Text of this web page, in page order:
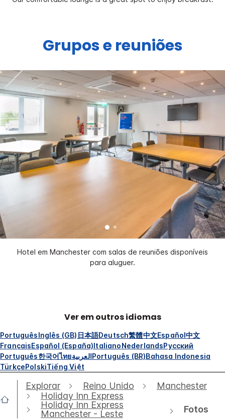
Grupos e reuniões
Hotel em Manchester com salas de reuniões disponíveis
para aluguer.
Ver em outros idiomas
PortuguêsInglês (GB) 日本語Deutsch繁體中文Español中文
FrançaisEspañol (España)ItalianoNederlandsРусский
Português한국어ไทยالعربيةPortuguês (BR)Bahasa Indonesia
TürkçePolskiTiếng Việt
Explorar Reino Unido
Manchester
Holiday Inn Express
Holiday Inn Express
Manchester - Leste
Fotos